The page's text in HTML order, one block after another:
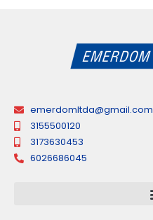
emerdomltda@gmail.com
3155500120
3173630453
6026686045